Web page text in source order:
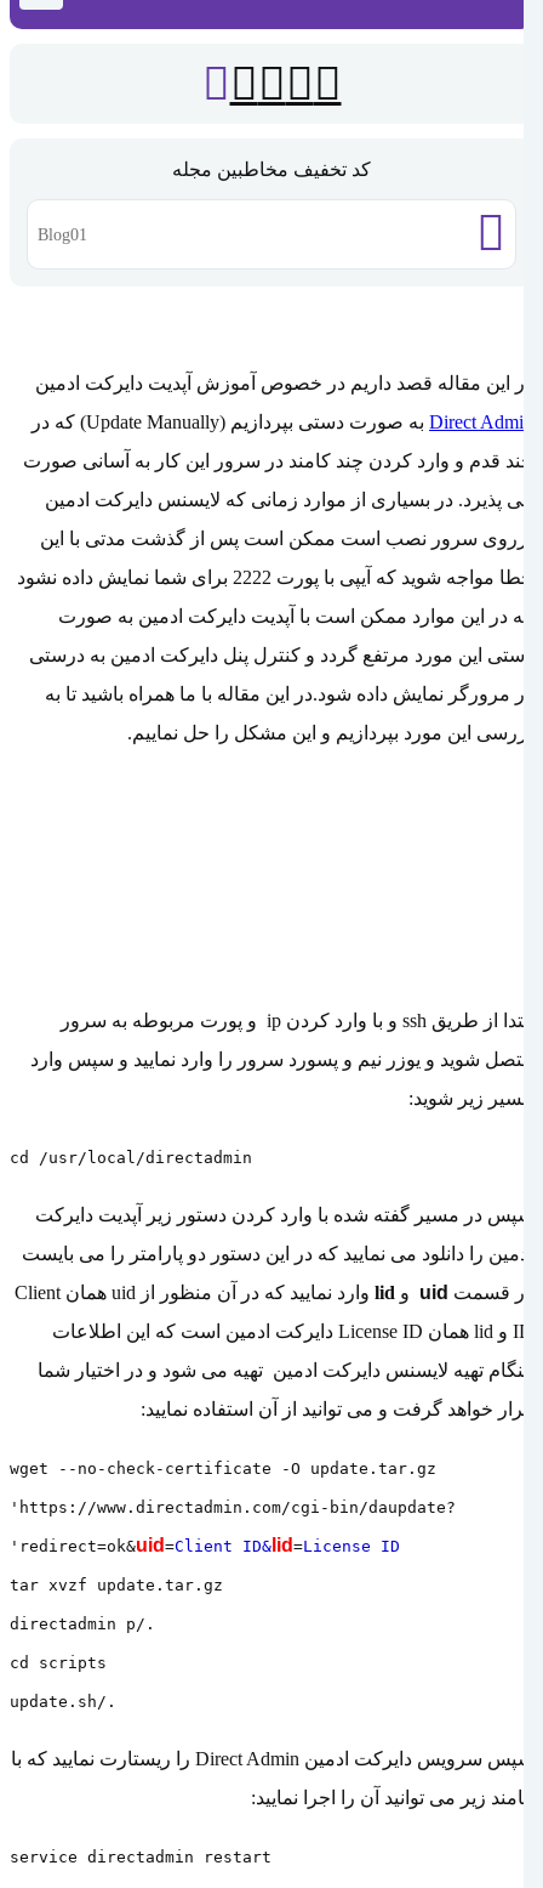
کد تخفیف مخاطبین مجله
Blog01
در این مقاله قصد داریم در خصوص آموزش آپدیت دایرکت ادمین
Direct Admin به صورت دستی بپردازیم (Update Manually) که در
چند قدم و وارد کردن چند کامند در سرور این کار به آسانی صورت
می پذیرد. در بسیاری از موارد زمانی که لایسنس دایرکت ادمین
برروی سرور نصب است ممکن است پس از گذشت مدتی با این
خطا مواجه شوید که آیپی با پورت 2222 برای شما نمایش داده نشود
که در این موارد ممکن است با آپدیت دایرکت ادمین به صورت
دستی این مورد مرتفع گردد و کنترل پنل دایرکت ادمین به درستی
در مرورگر نمایش داده شود.در این مقاله با ما همراه باشید تا به
بررسی این مورد بپردازیم و این مشکل را حل نماییم.
ابتدا از طریق ssh و با وارد کردن ip و پورت مربوطه به سرور
متصل شوید و یوزر نیم و پسورد سرور را وارد نمایید و سپس وارد
مسیر زیر شوید:
cd /usr/local/directadmin
سپس در مسیر گفته شده با وارد کردن دستور زیر آپدیت دایرکت
ادمین را دانلود می نمایید که در این دستور دو پارامتر را می بایست
در قسمت uid و lid وارد نمایید که در آن منظور از uid همان Client
ID و lid همان License ID دایرکت ادمین است که این اطلاعات
هنگام تهیه لایسنس دایرکت ادمین تهیه می شود و در اختیار شما
قرار خواهد گرفت و می توانید از آن استفاده نمایید:
wget --no-check-certificate -O update.tar.gz
'https://www.directadmin.com/cgi-bin/daupdate?
redirect=ok&uid =Client ID& lid =License ID
'
tar xvzf update.tar.gz
./directadmin p
cd scripts
./update.sh
سپس سرویس دایرکت ادمین Direct Admin را ریستارت نمایید که با
کامند زیر می توانید آن را اجرا نمایید:
service directadmin restart